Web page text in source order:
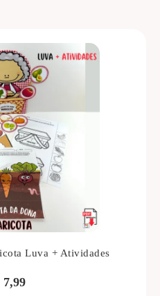
Luva + Atividades
7,99